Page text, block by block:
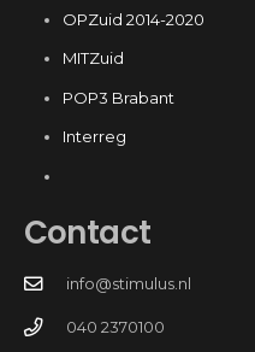
OPZuid 2014-2020
MITZuid
POP3 Brabant
Interreg
Contact
info@stimulus.nl
040 2370100